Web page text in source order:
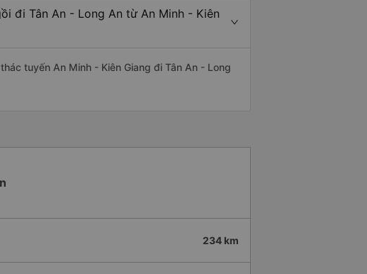
đi Tân An - Long An từ An Minh - Kiên
tuyến An Minh - Kiên Giang đi Tân An - Long
234 km